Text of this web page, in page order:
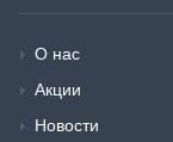
О нас
Акции
Новости